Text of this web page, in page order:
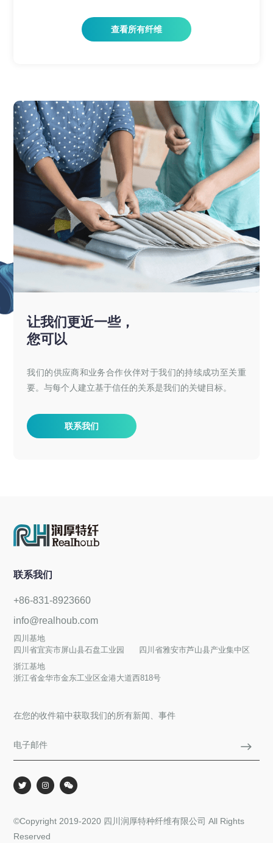
查看所有纤维
让我们更近一些，
您可以
我们的供应商和业务合作伙伴对于我们的持续成功至关重
要。与每个人建立基于信任的关系是我们的关键目标。
联系我们
联系我们
+86-831-8923660
info@realhoub.com
四川基地
四川省宜宾市屏山县石盘工业园
四川省雅安市芦山县产业集中区
浙江基地
浙江省金华市金东工业区金港大道西818号
在您的收件箱中获取我们的所有新闻、事件
©Copyright 2019-2020 四川润厚特种纤维有限公司 All Rights
Reserved